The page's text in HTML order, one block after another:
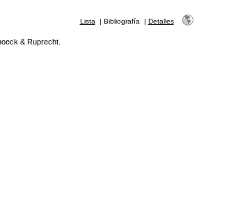
Lista | Bibliografía | Detalles
& Ruprecht.